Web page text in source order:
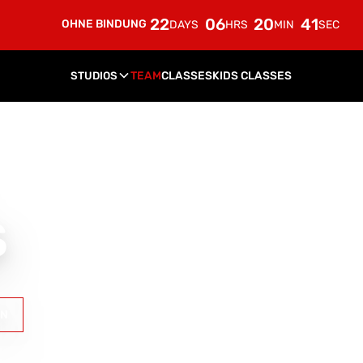
OHNE BINDUNG
ENDET AUTOMATISCH
22DAYS 06HRS 20MIN 39SEC
STUDIOS TEAMCLASSESKIDS CLASSES